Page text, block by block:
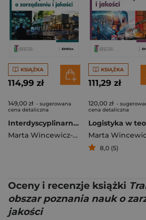
KSIĄŻKA
114,99 zł
149,00 zł - sugerowana
cena detaliczna
Interdyscyplinarność logistyki wojskowej w teorii i praktyce nauk o zarządzaniu i jakości
Marta Wincewicz-Bosy
KSIĄŻKA
111,29 zł
120,00 zł -
cena detaliczna
8,0 (5)
Oceny i recenzje książki
obszar poznania nauk o
jakości